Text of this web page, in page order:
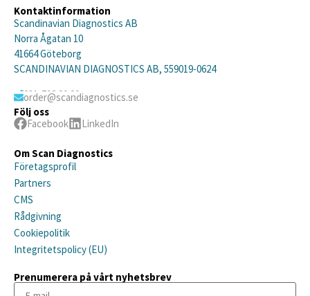
Kontaktinformation
Scandinavian Diagnostics AB
Norra Ågatan 10
41664 Göteborg
SCANDINAVIAN DIAGNOSTICS AB, 559019-0624
031-792 20 20
order@scandiagnostics.se
Följ oss
Facebook
LinkedIn
Om Scan Diagnostics
Företagsprofil
Partners
CMS
Rådgivning
Cookiepolitik
Integritetspolicy (EU)
Prenumerera på vårt nyhetsbrev